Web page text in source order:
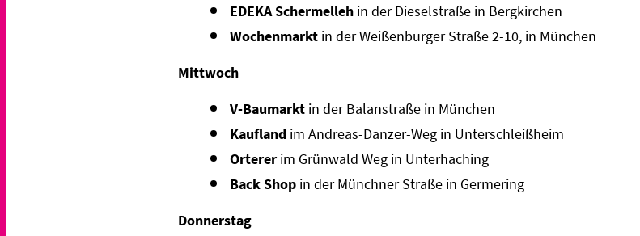
EDEKA Schermelleh in der Dieselstraße in Bergkirchen
Wochenmarkt in der Weißenburger Straße 2-10, in München
Mittwoch
V-Baumarkt in der Balanstraße in München
Kaufland im Andreas-Danzer-Weg in Unterschleißheim
Orterer im Grünwald Weg in Unterhaching
Back Shop in der Münchner Straße in Germering
Donnerstag